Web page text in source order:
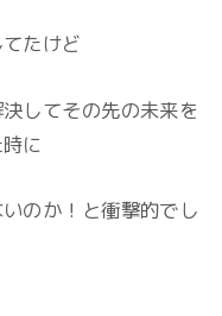
たけど
してその先の未来を
に
のか！と衝撃的でし